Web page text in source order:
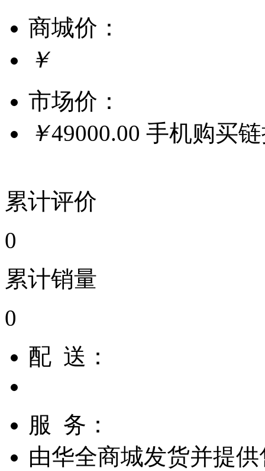
商城价：
￥
市场价：
￥49000.00 手机购买
累计评价
0
累计销量
0
配 送：
服 务：
由华全商城发货并提